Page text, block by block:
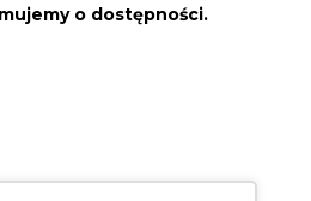
o dostępności.